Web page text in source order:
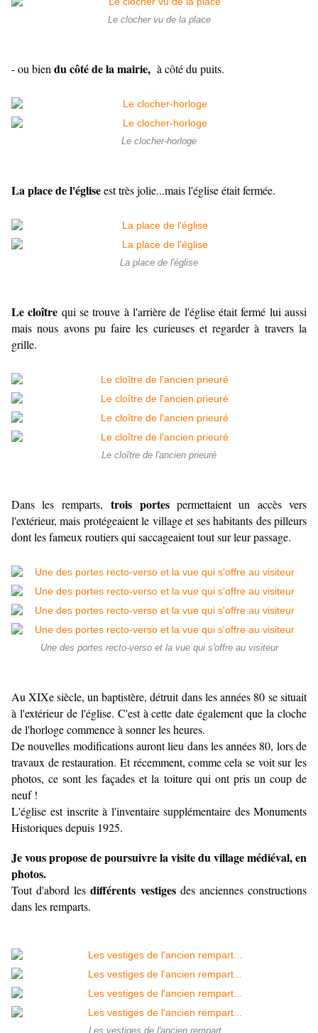
Le clocher vu de la place
- ou bien du côté de la mairie, à côté du puits.
Le clocher-horloge
La place de l'égliseest très jolie...mais l'église était fermée.
La place de l'église
Le cloître qui se trouve à l'arrière de l'église était fermé lui aussi
mais nous avons pu faire les curieuses et regarder à travers la
grille.
Le cloître de l'ancien prieuré
Dans les remparts,trois portes permettaient un accès vers
l'extérieur, mais protégeaient le village et ses habitants des pilleurs
dont les fameux routiers qui saccageaient tout sur leur passage.
Une des portes recto-verso et la vue qui s'offre au visiteur
Au XIXe siècle, un baptistère, détruit dans les années 80 se situait
à l'extérieur de l'église. C'est à cette date également que la cloche
de l'horloge commence à sonner les heures.
De nouvelles modifications auront lieu dans les années 80, lors de
travaux de restauration. Et récemment, comme cela se voit sur les
photos, ce sont les façades et la toiture qui ont pris un coup de
neuf !
L'église est inscrite à l'inventaire supplémentaire des Monuments
Historiques depuis 1925.
Je vous propose de poursuivre la visite du village médiéval, en
photos.
Tout d'abord lesdifférents vestiges des anciennes constructions
dans les remparts.
Les vestiges de l'ancien rempart...